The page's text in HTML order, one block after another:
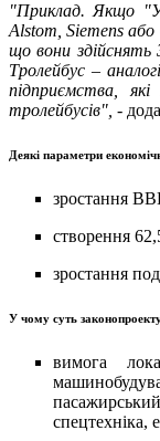
"Приклад. Якщо
Alstom, Siemens або
що вони здійснять
Тролейбус –
підприємства,
тролейбусів", -
Деякі параметри
зростання
створення
зростання
У чому суть
вимога
спецтехніка,